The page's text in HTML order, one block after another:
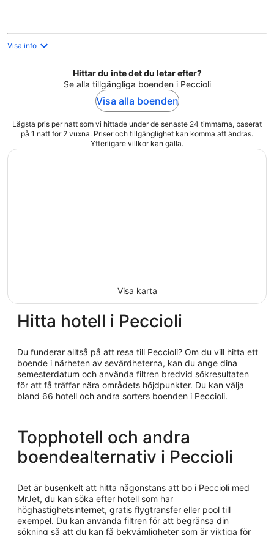
Visa info
Hittar du inte det du letar efter?
Se alla tillgängliga boenden i Peccioli
Visa alla boenden
Lägsta pris per natt som vi hittade under de senaste 24 timmarna, baserat
på 1 natt för 2 vuxna. Priser och tillgänglighet kan komma att ändras.
Ytterligare villkor kan gälla.
Visa karta
Hitta hotell i Peccioli
Du funderar alltså på att resa till Peccioli? Om du vill hitta ett
boende i närheten av sevärdheterna, kan du ange dina
semesterdatum och använda filtren bredvid sökresultaten
för att få träffar nära områdets höjdpunkter. Du kan välja
bland 66 hotell och andra sorters boenden i Peccioli.
Topphotell och andra
boendealternativ i Peccioli
Det är busenkelt att hitta någonstans att bo i Peccioli med
MrJet, du kan söka efter hotell som har
höghastighetsinternet, gratis flygtransfer eller pool till
exempel. Du kan använda filtren för att begränsa din
sökning så att du kan få bekvämligheter som är viktiga för